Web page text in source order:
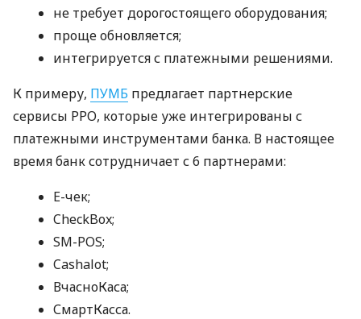
не требует дорогостоящего оборудования;
проще обновляется;
интегрируется с платежными решениями.
К примеру, ПУМБ предлагает партнерские
сервисы РРО, которые уже интегрированы с
платежными инструментами банка. В настоящее
время банк сотрудничает с 6 партнерами:
E-чек;
CheckBox;
SM-POS;
Cashalot;
ВчасноКаса;
СмартКасса.